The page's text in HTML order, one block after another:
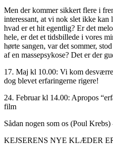
Men der kommer sikkert flere i
interessant, at vi nok slet ikke
hvad er et hit egentlig? Er det
hele, er det et tidsbillede i vores
hørte sangen, var det sommer,
af en massepsykose? Det er der
17. Maj kl 10.00: Vi kom
dog blevet erfaringerne rigere!
24. Februar kl 14.00: Apropos
film
Sådan nogen som os (Poul
KEJSERENS NYE KLÆDER